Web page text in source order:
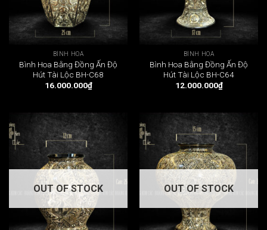
BÌNH HOA
Bình Hoa Bằng Đồng Ấn Độ
Hút Tài Lộc BH-C68
16.000.000₫
BÌNH HOA
Bình Hoa Bằng Đồng Ấn Độ
Hút Tài Lộc BH-C64
12.000.000₫
OUT OF STOCK OUT OF STOCK